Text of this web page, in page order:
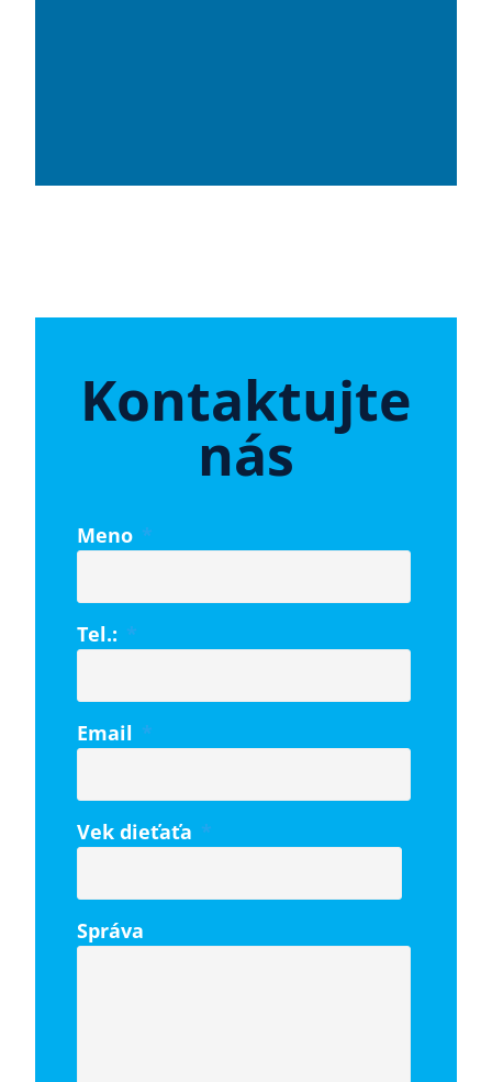
Kontaktujte
nás
Meno *
Tel.: *
Email *
Vek dieťaťa *
Správa